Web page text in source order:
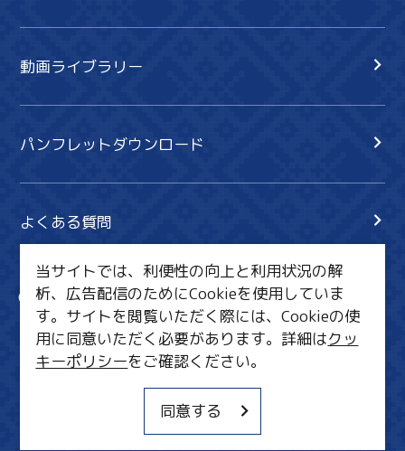
動画ライブラリー
パンフレットダウンロード
よくある質問
サイト内検索
共有
行きたいリスト
MICE・教育・観光事業者の皆様へ
当サイトでは、利便性の向上と利用状況の解
析、広告配信のためにCookieを使用していま
す。サイトを閲覧いただく際には、Cookieの使
用に同意いただく必要があります。詳細はクッ
キーポリシーをご確認ください。
同意する